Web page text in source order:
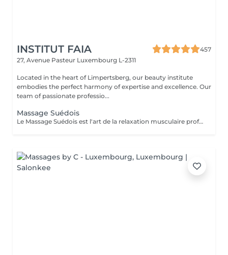
INSTITUT FAIA
457
27, Avenue Pasteur Luxembourg L-2311
Located in the heart of Limpertsberg, our beauty institute
embodies the perfect harmony of expertise and excellence. Our
team of passionate professio...
Massage Suédois
Le Massage Suédois est l'art de la relaxation musculaire profonde. Nos thérapeutes experts utilisent des mouvements fluides et des pressions modulables pour détendre les muscles et réduire les tensions. Idéal pour soulager le stress, améliorer la circulation et retrouver une mobilité optimale. Offrez à votre corps le traitement qu'il mérite et ressentez la différence dès la première séance.